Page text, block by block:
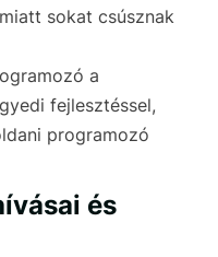
sokat csúsznak
a
fejlesztéssel,
programozó
és